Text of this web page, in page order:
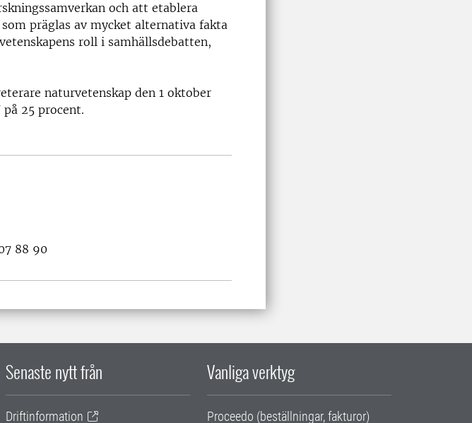
och att etablera
präglas av mycket alternativa fakta
roll i samhällsdebatten,
naturvetenskap den 1 oktober
25 procent.
88 90
Senaste nytt från
Driftinformation
Vanliga verktyg
Proceedo (beställningar, fakturor)